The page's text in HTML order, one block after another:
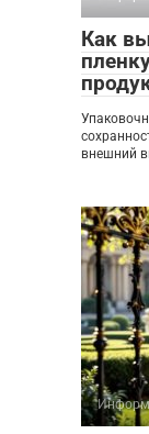
Как
внешний